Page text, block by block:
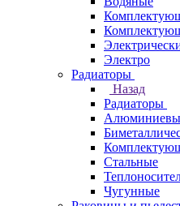
Электро
Радиаторы
Назад
Радиаторы
Стальные
Чугунные